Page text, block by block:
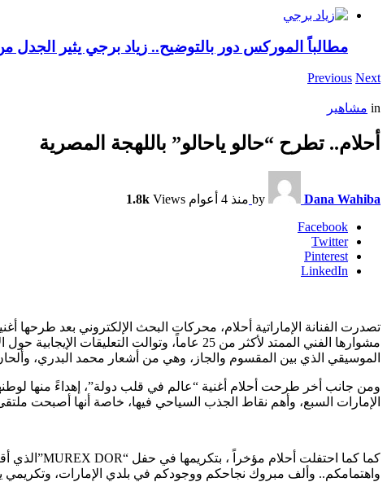
مطالباً الموركس دور بالتوضيح.. زياد برجي يثير الجدل
Previous Next
in مشاهير
أحلام.. تطرح “حالو ياحالو” باللهجة المصرية
by Dana Wahiba منذ 4 أعوام 1.8k Views
Facebook
Twitter
Pinterest
LinkedIn
تصدرت الفنانة الإماراتية أحلام، محركات البحث الإلكتروني بعد طرحها
مشوارها الفني الممتد لأكثر من 25 عاماً،
الموسيقي الذي بين المقسوم والجاز، وهي من أشعار محمد البدري،
ومن جانب أخر طرحت أحلام أغنية “عالم في قلب دولة”، إهداءً منها
الإمارات السبع، وأهم نقاط الجذب السياحي فيها، خاصة أنها أصبحت
واهتمامكم.. وألف مبروك نجاحكم ووجودكم في بلدي الإمارات، وتكريمي